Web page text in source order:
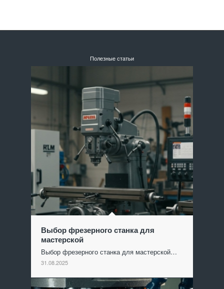
Полезные статьи
Выбор фрезерного станка для
мастерской
Выбор фрезерного станка для мастерской…
31.08.2025